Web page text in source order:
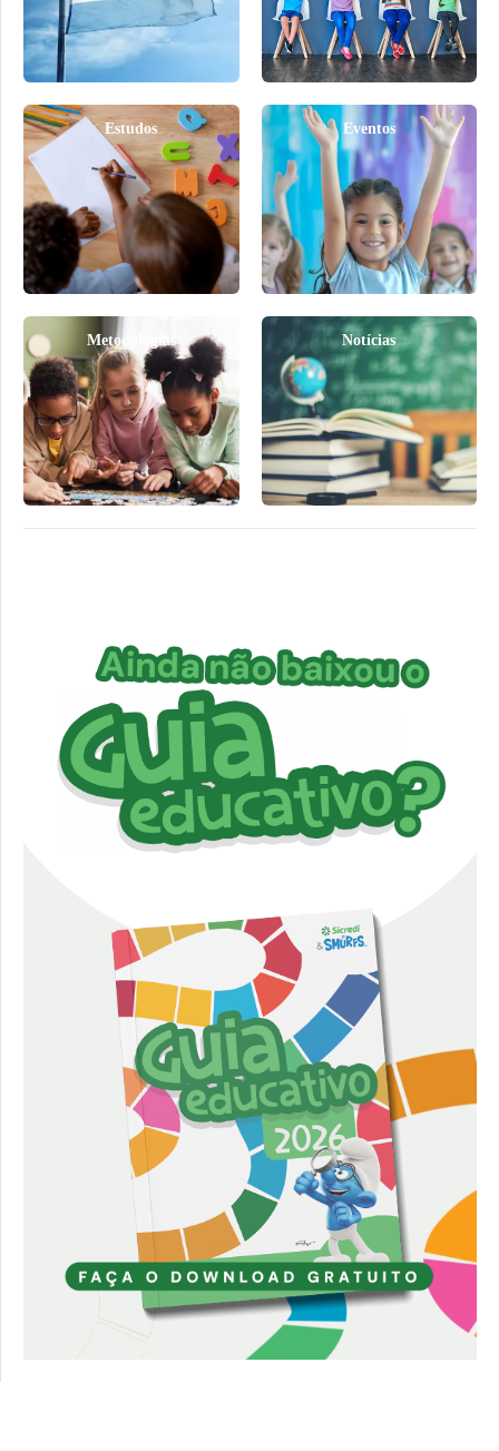
Estudos Eventos
Metodologias Notícias